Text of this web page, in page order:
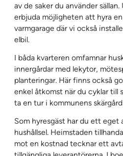
av de saker du använder
erbjuda möjligheten att hyra
varmgarage där vi också
elbil.
I båda kvarteren omfamnar
innergårdar med lekytor,
planteringar. Här finns också
enkel åtkomst när du cyklar till
ta en tur i kommunens
Som hyresgäst har du ett eget
hushållsel. Heimstaden
mot en kostnad tecknar ett